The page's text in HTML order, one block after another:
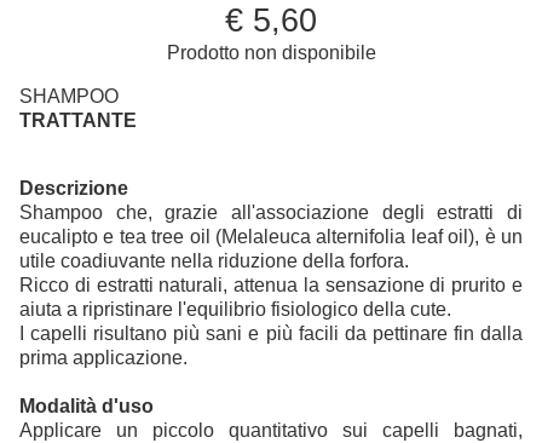
€ 5,60
Prodotto non disponibile
SHAMPOO
TRATTANTE
Descrizione
Shampoo che, grazie all'associazione degli estratti di
eucalipto e tea tree oil (Melaleuca alternifolia leaf oil), è un
utile coadiuvante nella riduzione della forfora.
Ricco di estratti naturali, attenua la sensazione di prurito e
aiuta a ripristinare l'equilibrio fisiologico della cute.
I capelli risultano più sani e più facili da pettinare fin dalla
prima applicazione.
Modalità d'uso
Applicare un piccolo quantitativo sui capelli bagnati,